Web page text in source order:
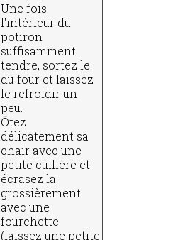
Une fois
l'intérieur du
potiron
suffisamment
tendre, sortez le
du four et laissez
le refroidir un
peu.
Ôtez
délicatement sa
chair avec une
petite cuillère et
écrasez la
grossièrement
avec une
fourchette
(laissez une petite